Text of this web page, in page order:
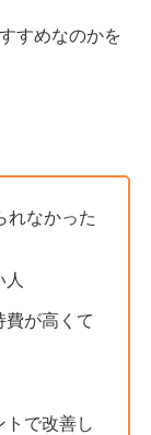
すめなのかを
れなかった
費が高くて
トで改善し